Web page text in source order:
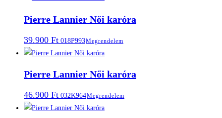
Pierre Lannier Női karóra
39.900 Ft 018P993Megrendelem
Pierre Lannier Női karóra
46.900 Ft 032K964Megrendelem